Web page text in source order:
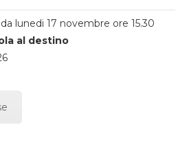
lunedi 17 novembre ore 15.30
al destino